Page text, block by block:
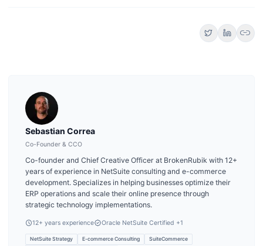
link
Sebastian Correa
Co-Founder & CCO
Co-founder and Chief Creative Officer at BrokenRubik with 12+
years of experience in NetSuite consulting and e-commerce
development. Specializes in helping businesses optimize their
ERP operations and scale their online presence through
strategic technology implementations.
12+ years experience Oracle NetSuite Certified +1
NetSuite Strategy E-commerce Consulting
SuiteCommerce